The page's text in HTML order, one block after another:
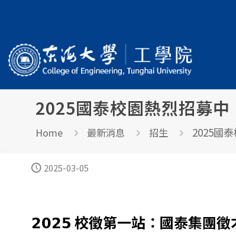
2025國泰校園熱烈招募中
Home 最新消息 招生 2025國
2025-03-05
𝟮𝟬𝟮𝟱 校徵第一站：國泰集團徵